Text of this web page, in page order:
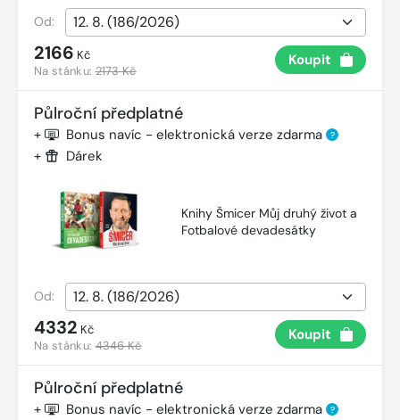
Od:
2166 Kč
Na stánku:2173 Kč
Koupit
Půlroční předplatné
+ Bonus navíc - elektronická verze zdarma ?
+ Dárek
Knihy Šmicer Můj druhý život a
Fotbalové devadesátky
Od:
4332 Kč
Na stánku:4346 Kč
Koupit
Půlroční předplatné
+ Bonus navíc - elektronická verze zdarma ?